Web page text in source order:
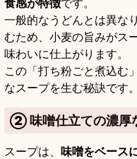
一般的なうどんとは異な
むため、小麦の旨みがス
味わいに仕上がります。
この「打ち粉ごと煮込む
なスープを生む秘訣です。
② 味噌仕立ての濃厚
スープは、 味噌をベース